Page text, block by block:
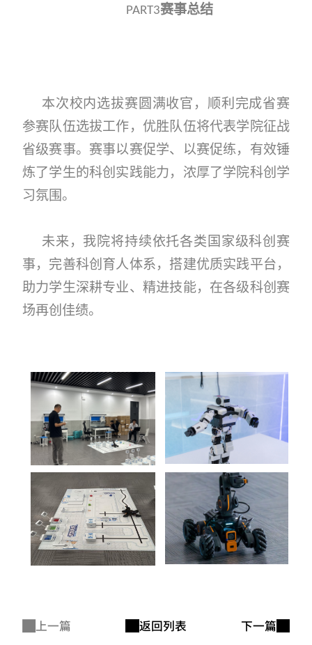
PART3赛事总结
本次校内选拔赛圆满收官，顺利完成省赛
参赛队伍选拔工作，优胜队伍将代表学院征战
省级赛事。赛事以赛促学、以赛促练，有效锤
炼了学生的科创实践能力，浓厚了学院科创学
习氛围。
未来，我院将持续依托各类国家级科创赛
事，完善科创育人体系，搭建优质实践平台，
助力学生深耕专业、精进技能，在各级科创赛
场再创佳绩。
上一篇 返回列表 下一篇